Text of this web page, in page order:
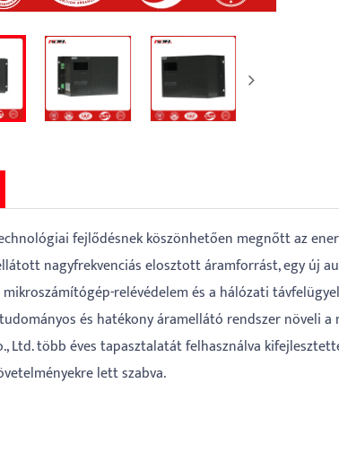
fejlődésnek köszönhetően megnőtt az
nagyfrekvenciás elosztott áramforrást, egy új
relévédelem és a hálózati
és hatékony áramellátó rendszer növeli
Ltd. több éves tapasztalatát felhasználva
lett szabva.